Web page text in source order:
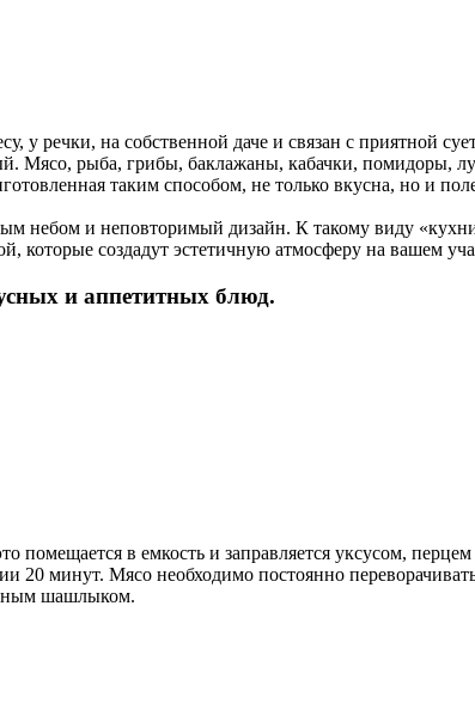
у речки, на собственной даче и связан с приятной
Мясо, рыба, грибы, баклажаны, кабачки, помидоры,
таким способом, не только вкусна, но и
небом и неповторимый дизайн. К такому виду
которые создадут эстетичную атмосферу на вашем
и аппетитных блюд.
в емкость и заправляется уксусом,
20 минут. Мясо необходимо постоянно
шашлыком.